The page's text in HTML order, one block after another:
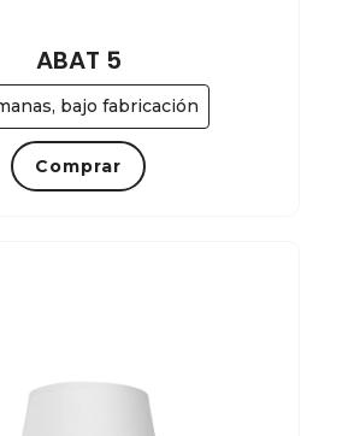
bajo fabricación
ABAT 5
Comprar